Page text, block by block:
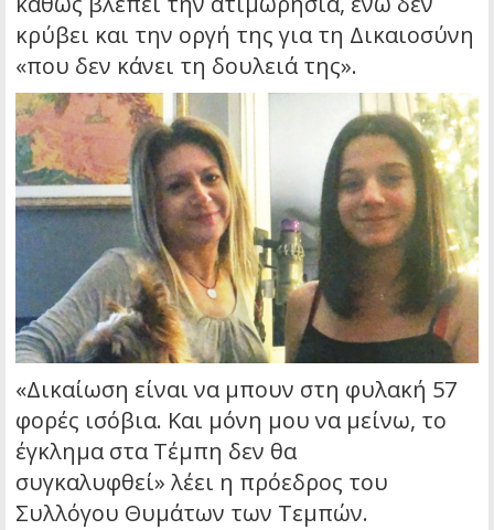
κρύβει και την οργή της για τη Δικαιοσύνη
«που δεν κάνει τη δουλειά της».
«Δικαίωση είναι να μπουν στη φυλακή 57
φορές ισόβια. Και μόνη μου να μείνω, το
έγκλημα στα Τέμπη δεν θα
συγκαλυφθεί» λέει η πρόεδρος του
Συλλόγου Θυμάτων των Τεμπών.